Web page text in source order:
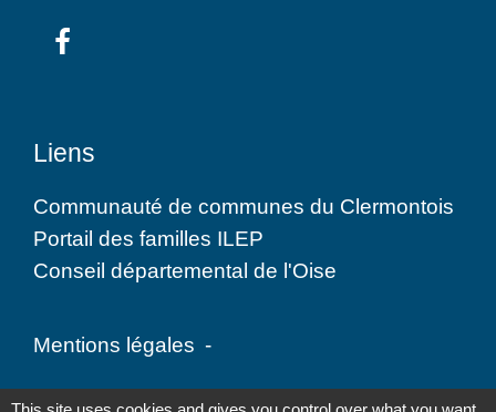
Liens
Communauté de communes du Clermontois
Portail des familles ILEP
Conseil départemental de l'Oise
Mentions légales -
Politique de confidentialité - Accessibilité -